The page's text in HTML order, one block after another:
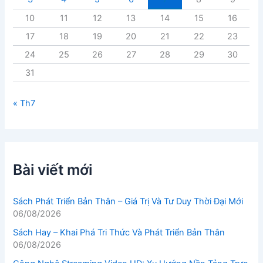
10
11 12 13 14 15
16
17
18 19 20 21 22
23
24
25 26 27 28 29
30
31
« Th7
Bài viết mới
Sách Phát Triển Bản Thân – Giá Trị Và Tư Duy Thời Đại Mới
06/08/2026
Sách Hay – Khai Phá Tri Thức Và Phát Triển Bản Thân
06/08/2026